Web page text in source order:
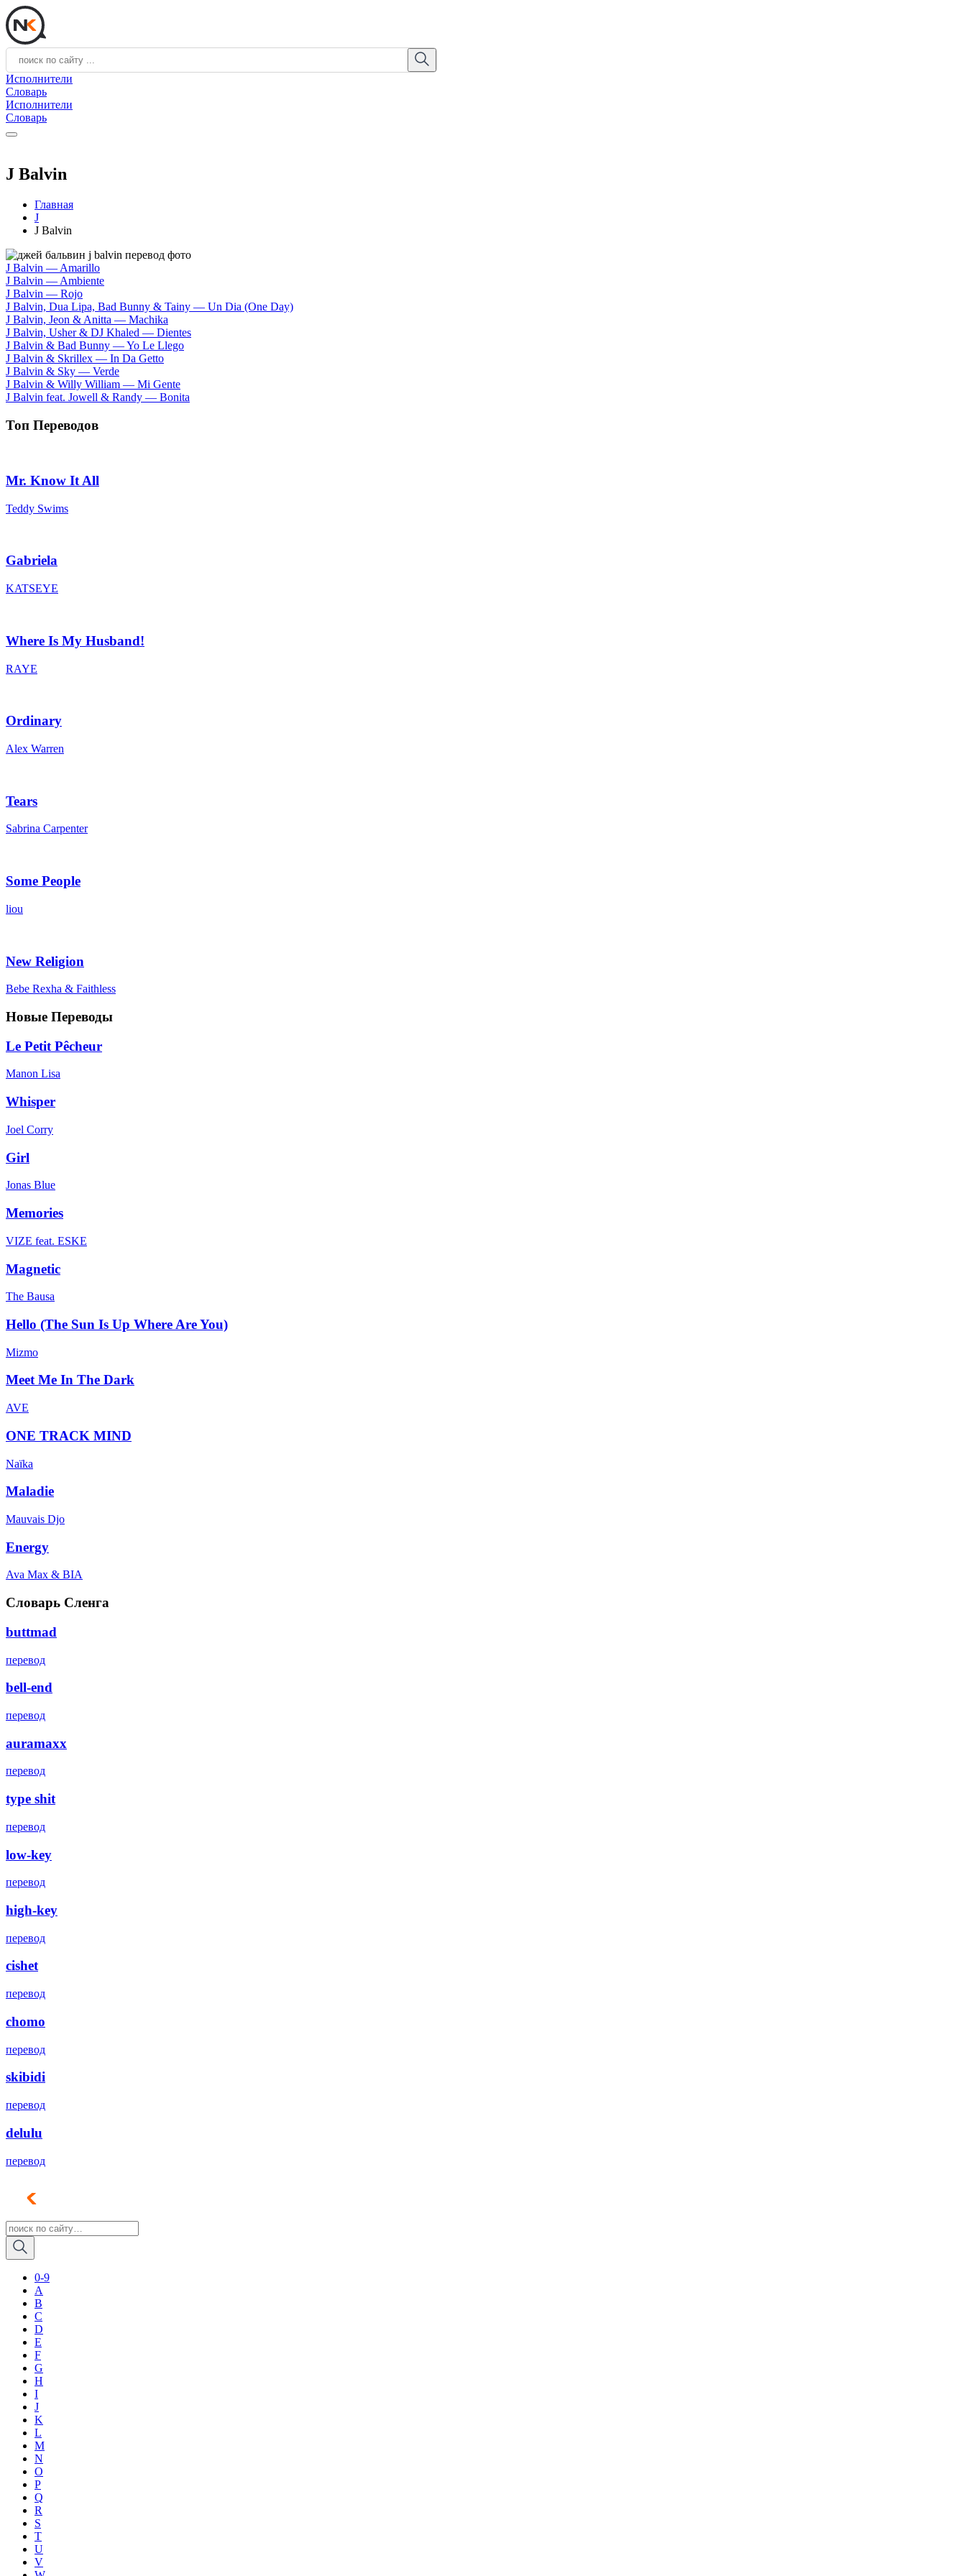
Исполнители
Словарь
Исполнители
Словарь
J Balvin
Главная
J
J Balvin
J Balvin — Amarillo
J Balvin — Ambiente
J Balvin — Rojo
J Balvin, Dua Lipa, Bad Bunny & Tainy — Un Dia (One Day)
J Balvin, Jeon & Anitta — Machika
J Balvin, Usher & DJ Khaled — Dientes
J Balvin & Bad Bunny — Yo Le Llego
J Balvin & Skrillex — In Da Getto
J Balvin & Sky — Verde
J Balvin & Willy William — Mi Gente
J Balvin feat. Jowell & Randy — Bonita
Топ Переводов
Mr. Know It All
Teddy Swims
Gabriela
KATSEYE
Where Is My Husband!
RAYE
Ordinary
Alex Warren
Tears
Sabrina Carpenter
Some People
liou
New Religion
Bebe Rexha & Faithless
Новые Переводы
Le Petit Pêcheur
Manon Lisa
Whisper
Joel Corry
Girl
Jonas Blue
Memories
VIZE feat. ESKE
Magnetic
The Bausa
Hello (The Sun Is Up Where Are You)
Mizmo
Meet Me In The Dark
AVE
ONE TRACK MIND
Naïka
Maladie
Mauvais Djo
Energy
Ava Max & BIA
Словарь Сленга
buttmad
перевод
bell-end
перевод
auramaxx
перевод
type shit
перевод
low-key
перевод
high-key
перевод
cishet
перевод
chomo
перевод
skibidi
перевод
delulu
перевод
0-9
A
B
C
D
E
F
G
H
I
J
K
L
M
N
O
P
Q
R
S
T
U
V